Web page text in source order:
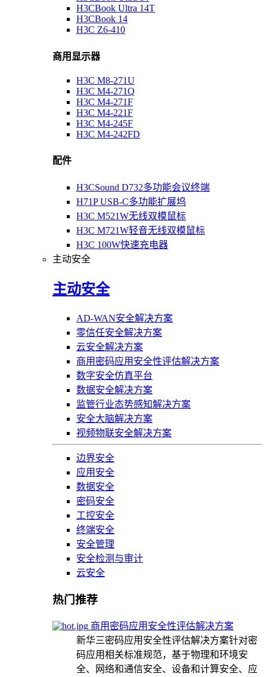
H3CBook Ultra 14T
H3CBook 14
H3C Z6-410
商用显示器
H3C M8-271U
H3C M4-271Q
H3C M4-271F
H3C M4-221F
H3C M4-245F
H3C M4-242FD
配件
H3CSound D732多功能会议终端
H71P USB-C多功能扩展坞
H3C M521W无线双模鼠标
H3C M721W轻音无线双模鼠标
H3C 100W快速充电器
主动安全
主动安全
AD-WAN安全解决方案
零信任安全解决方案
云安全解决方案
商用密码应用安全性评估解决方案
数字安全仿真平台
数据安全解决方案
监管行业态势感知解决方案
安全大脑解决方案
视频物联安全解决方案
边界安全
应用安全
数据安全
密码安全
工控安全
终端安全
安全管理
安全检测与审计
云安全
热门推荐
商用密码应用安全性评估解决方案
新华三密码应用安全性评估解决方案针对密
码应用相关标准规范，基于物理和环境安
全、网络和通信安全、设备和计算安全、应